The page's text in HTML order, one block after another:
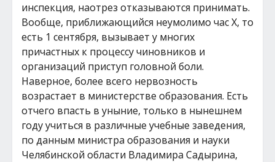
инспекция, наотрез отказываются принимать.
Вообще, приближающийся неумолимо час X, то
есть 1 сентября, вызывает у многих
причастных к процессу чиновников и
организаций приступ головной боли.
Наверное, более всего нервозность
возрастает в министерстве образования. Есть
отчего впасть в уныние, только в нынешнем
году учиться в различные учебные заведения,
по данным министра образования и науки
Челябинской области Владимира Садырина,